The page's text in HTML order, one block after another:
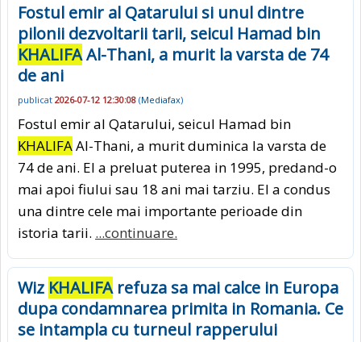
Fostul emir al Qatarului si unul dintre
pilonii dezvoltarii tarii, seicul Hamad bin
KHALIFAAl-Thani, a murit la varsta de 74
de ani
publicat 2026-07-12 12:30:08 (Mediafax)
Fostul emir al Qatarului, seicul Hamad bin
KHALIFAAl-Thani, a murit duminica la varsta de
74 de ani. El a preluat puterea in 1995, predand-o
mai apoi fiului sau 18 ani mai tarziu. El a condus
una dintre cele mai importante perioade din
istoria tarii. ...continuare.
Wiz KHALIFArefuza sa mai calce in Europa
dupa condamnarea primita in Romania. Ce
se intampla cu turneul rapperului